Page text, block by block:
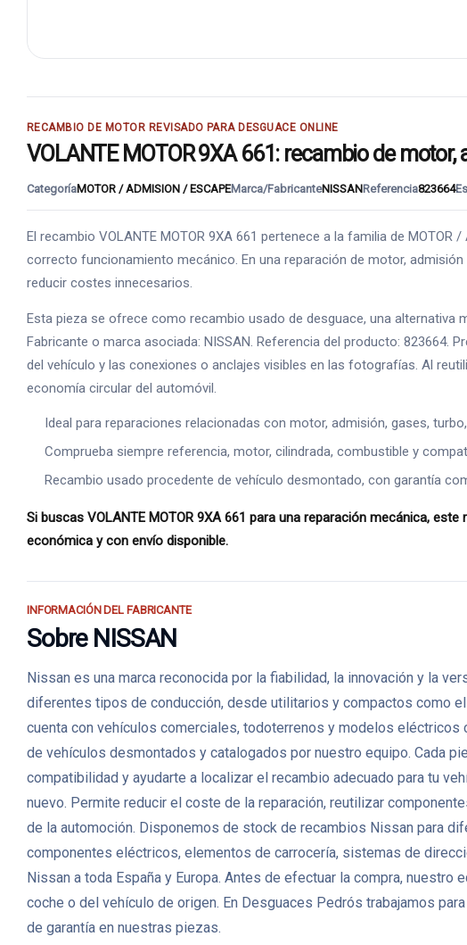
RECAMBIO DE MOTOR REVISADO PARA DESGUACE ONLINE
VOLANTE MOTOR 9XA 661: recambio de
CategoríaMOTOR / ADMISION / ESCAPEMarca/FabricanteNISSANReferencia823664
El recambio VOLANTE MOTOR 9XA 661 pertenece a la familia de
correcto funcionamiento mecánico. En una reparación de motor,
reducir costes innecesarios.
Esta pieza se ofrece como recambio usado de desguace, una alternativa
Fabricante o marca asociada: NISSAN. Referencia del producto:
del vehículo y las conexiones o anclajes visibles en las fotografías. Al
economía circular del automóvil.
Ideal para reparaciones relacionadas con motor, admisión, gases,
Comprueba siempre referencia, motor, cilindrada, combustible y
Recambio usado procedente de vehículo desmontado, con garantía
Si buscas VOLANTE MOTOR 9XA 661 para una reparación mecánica,
económica y con envío disponible.
INFORMACIÓN DEL FABRICANTE
Sobre NISSAN
Nissan es una marca reconocida por la fiabilidad, la innovación y la
diferentes tipos de conducción, desde utilitarios y compactos como
cuenta con vehículos comerciales, todoterrenos y modelos
de vehículos desmontados y catalogados por nuestro equipo. Cada
compatibilidad y ayudarte a localizar el recambio adecuado para tu
nuevo. Permite reducir el coste de la reparación, reutilizar
de la automoción. Disponemos de stock de recambios Nissan para
componentes eléctricos, elementos de carrocería, sistemas de
Nissan a toda España y Europa. Antes de efectuar la compra,
coche o del vehículo de origen. En Desguaces Pedrós trabajamos
de garantía en nuestras piezas.